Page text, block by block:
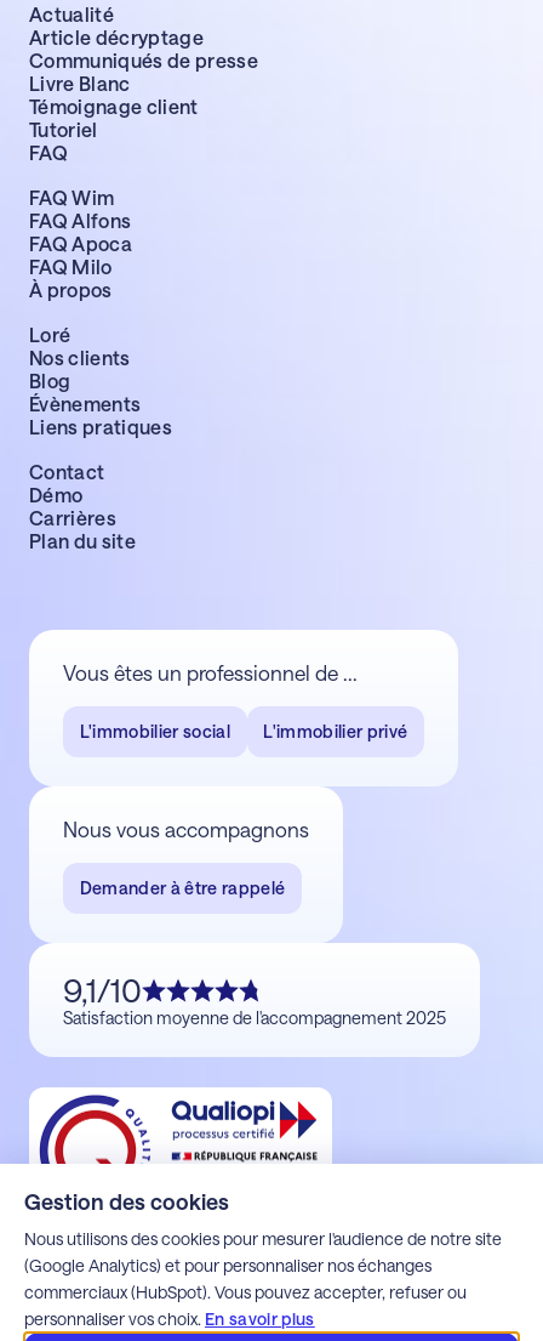
Actualité
Article décryptage
Communiqués de presse
Livre Blanc
Témoignage client
Tutoriel
FAQ
FAQ Wim
FAQ Alfons
FAQ Apoca
FAQ Milo
À propos
Loré
Nos clients
Blog
Évènements
Liens pratiques
Contact
Démo
Carrières
Plan du site
Vous êtes un professionnel de ...
L'immobilier social L'immobilier privé
Nous vous accompagnons
Demander à être rappelé
9,1/10
Satisfaction moyenne de l'accompagnement 2025
Mentions légales
Politique de confidentialité
Gestion des cookies
Nous utilisons des cookies pour mesurer l'audience de notre site
(Google Analytics) et pour personnaliser nos échanges
commerciaux (HubSpot). Vous pouvez accepter, refuser ou
personnaliser vos choix. En savoir plus